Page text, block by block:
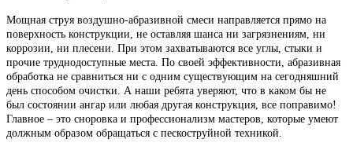
Мощная струя воздушно-абразивной смеси направляется прямо на
поверхность конструкции, не оставляя шанса ни загрязнениям, ни
коррозии, ни плесени. При этом захватываются все углы, стыки и
прочие труднодоступные места. По своей эффективности, абразивная
обработка не сравниться ни с одним существующим на сегодняшний
день способом очистки. А наши ребята уверяют, что в каком бы не
был состоянии ангар или любая другая конструкция, все поправимо!
Главное – это сноровка и профессионализм мастеров, которые умеют
должным образом обращаться с пескоструйной техникой.